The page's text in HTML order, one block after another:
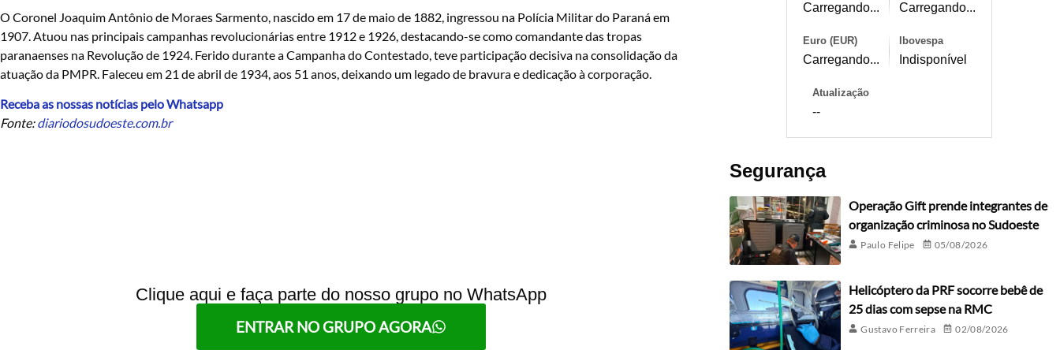
O Coronel Joaquim Antônio de Moraes Sarmento, nascido em 17 de maio de 1882, ingressou na Polícia Militar do Paraná em
1907. Atuou nas principais campanhas revolucionárias entre 1912 e 1926, destacando-se como comandante das tropas
paranaenses na Revolução de 1924. Ferido durante a Campanha do Contestado, teve participação decisiva na consolidação da
atuação da PMPR. Faleceu em 21 de abril de 1934, aos 51 anos, deixando um legado de bravura e dedicação à corporação.
Receba as nossas notícias pelo Whatsapp
Fonte:diariodosudoeste.com.br
Clique aqui e faça parte do nosso grupo no WhatsApp
ENTRAR NO GRUPO AGORA
Carregando... Carregando...
Euro (EUR)
Carregando...
Ibovespa
Indisponível
Atualização
--
Segurança
Operação Gift prende integrantes de
organização criminosa no Sudoeste
Paulo Felipe 05/08/2026
Helicóptero da PRF socorre bebê de
25 dias com sepse na RMC
Gustavo Ferreira 02/08/2026